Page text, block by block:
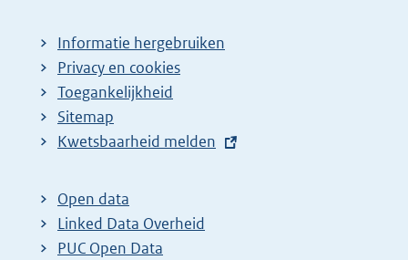
Informatie hergebruiken
Privacy en cookies
Toegankelijkheid
Sitemap
E
t
e
r
Kwetsbaarheid melden
Open data
Linked Data Overheid
PUC Open Data